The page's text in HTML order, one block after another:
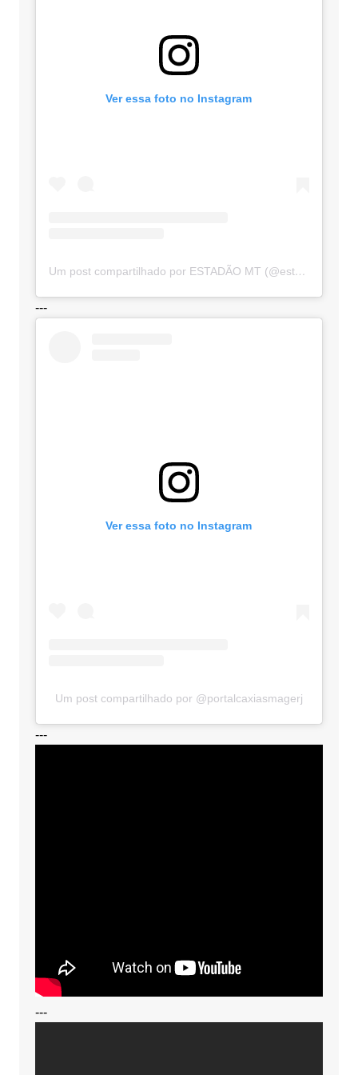
Ver essa foto no Instagram
Um post compartilhado por ESTADÃO MT (@estadaomt)
---
Ver essa foto no Instagram
Um post compartilhado por @portalcaxiasmagerj
---
---